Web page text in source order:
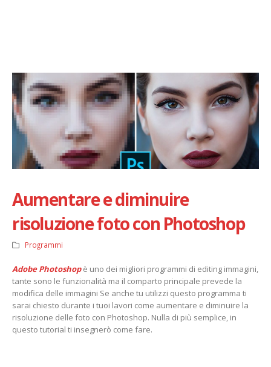
Aumentare e diminuire
risoluzione foto con Photoshop
Programmi
Adobe Photoshopè uno dei migliori programmi di editing immagini,
tante sono le funzionalità ma il comparto principale prevede la
modifica delle immagini Se anche tu utilizzi questo programma ti
sarai chiesto durante i tuoi lavori come aumentare e diminuire la
risoluzione delle foto con Photoshop. Nulla di più semplice, in
questo tutorial ti insegnerò come fare.